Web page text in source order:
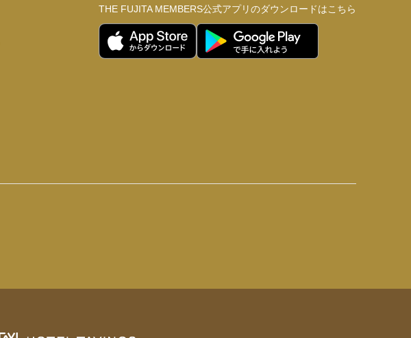
THE FUJITA MEMBERS公式アプリのダウンロードはこちら